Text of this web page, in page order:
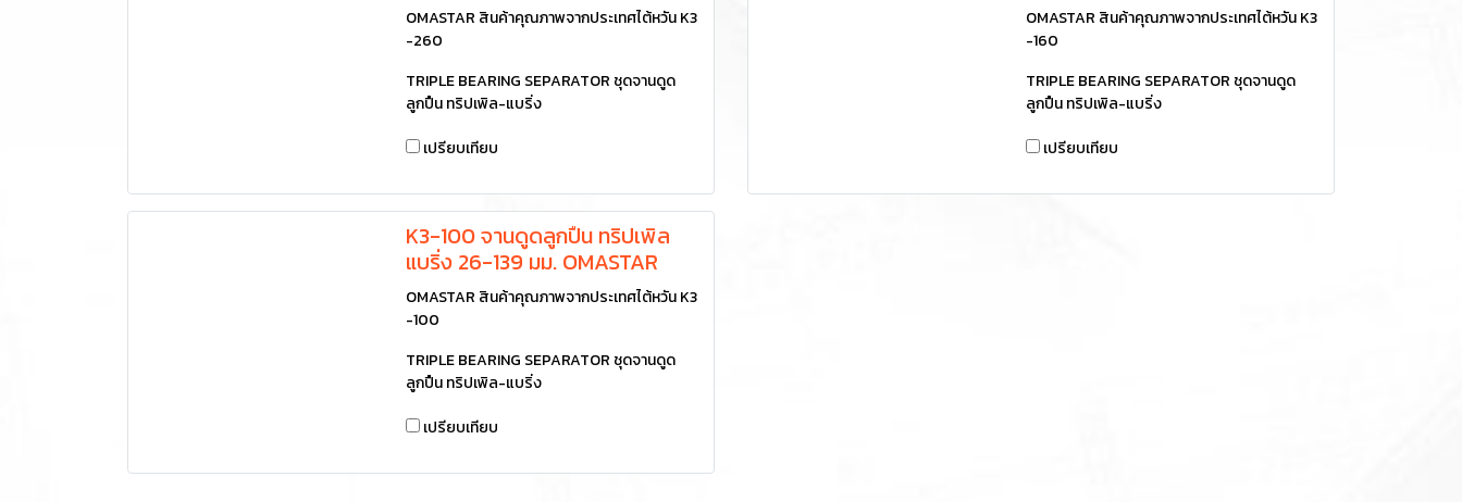
OMASTAR สินค้าคุณภาพจากประเทศไต้หวัน K3
-260
TRIPLE BEARING SEPARATOR ชุดจานดูด
ลูกปืน ทริปเพิล-แบริ่ง
เปรียบเทียบ
OMASTAR สินค้าคุณภาพจากประเทศไต้หวัน K3
-160
TRIPLE BEARING SEPARATOR ชุดจานดูด
ลูกปืน ทริปเพิล-แบริ่ง
เปรียบเทียบ
K3-100 จานดูดลูกปืน ทริปเพิล
แบริ่ง 26-139 มม. OMASTAR
OMASTAR สินค้าคุณภาพจากประเทศไต้หวัน K3
-100
TRIPLE BEARING SEPARATOR ชุดจานดูด
ลูกปืน ทริปเพิล-แบริ่ง
เปรียบเทียบ